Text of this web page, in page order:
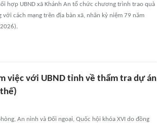
hợp UBND xã Khánh An tổ chức chương trình trao quà
cách mạng trên địa bàn xã, nhân kỷ niệm 79 năm
việc với UBND tỉnh về thẩm tra dự án
An ninh và Đối ngoại, Quốc hội khóa XVI do đồng